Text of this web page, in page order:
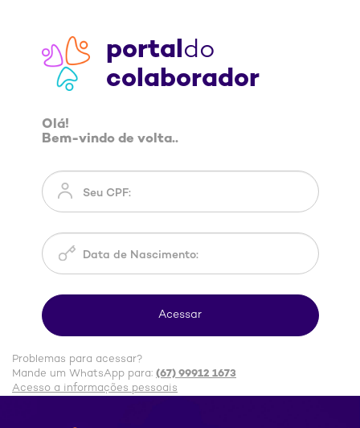
portaldo
colaborador
Olá!
Bem-vindo de volta..
Problemas para acessar?
Mande um WhatsApp para: (67) 99912 1673
Acesso a informações pessoais